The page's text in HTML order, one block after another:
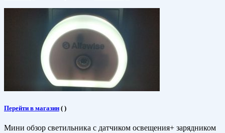
Перейти в магазин ( )
Мини обзор светильника с датчиком освещения+ зарядником